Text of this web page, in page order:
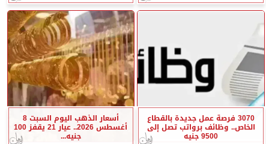
3070 فرصة عمل جديدة بالقطاع
الخاص.. وظائف برواتب تصل إلى
9500 جنيه
أسعار الذهب اليوم السبت 8
أغسطس 2026.. عيار 21 يقفز 100
جنيه...